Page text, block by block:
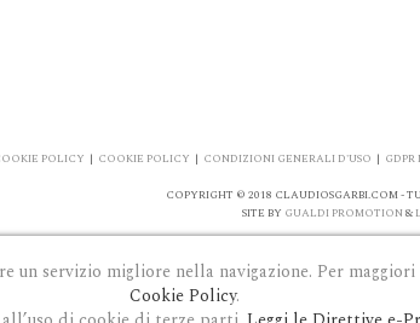
POLICY | COOKIE POLICY | CONDIZIONI GENERALI D'USO |
COPYRIGHT © 2018 CLAUDIOSGARBI.COM -
SITE BY GUALDI PROMOTION &
servizio migliore nella navigazione. Per
Cookie Policy.